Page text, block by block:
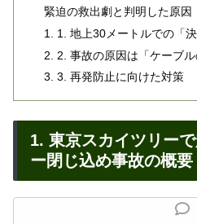
緊迫の救出劇と判明した原因
1. 地上30メートルでの「決
2. 事故の原因は「ケーブル
3. 再発防止に向けた対策
1. 東京スカイツリー
ー閉じ込め事故の概要